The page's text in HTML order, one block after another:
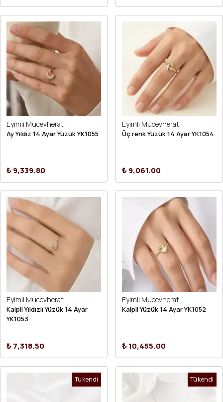
Eyimli Mucevherat
Ay Yıldız 14 Ayar Yüzük YK1055
₺ 9,339.80
Eyimli Mucevherat
Üç renk Yüzük 14 Ayar YK1054
₺ 9,061.00
Eyimli Mucevherat
Kalpli Yıldızlı Yüzük 14 Ayar
YK1053
₺ 7,318.50
Eyimli Mucevherat
Kalpli Yüzük 14 Ayar YK1052
₺ 10,455.00
Tükendi Tükendi